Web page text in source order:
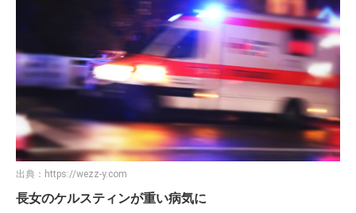
出典： https://wezz-y.com
長女のケルスティンが重い病気に